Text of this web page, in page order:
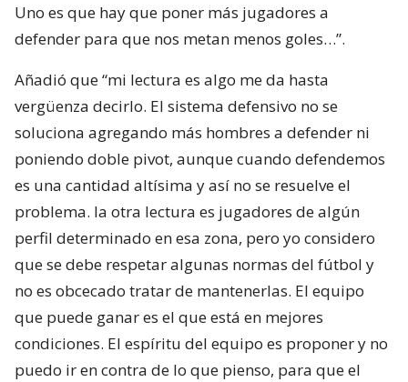
Uno es que hay que poner más jugadores a
defender para que nos metan menos goles…”.
Añadió que “mi lectura es algo me da hasta
vergüenza decirlo. El sistema defensivo no se
soluciona agregando más hombres a defender ni
poniendo doble pivot, aunque cuando defendemos
es una cantidad altísima y así no se resuelve el
problema. la otra lectura es jugadores de algún
perfil determinado en esa zona, pero yo considero
que se debe respetar algunas normas del fútbol y
no es obcecado tratar de mantenerlas. El equipo
que puede ganar es el que está en mejores
condiciones. El espíritu del equipo es proponer y no
puedo ir en contra de lo que pienso, para que el